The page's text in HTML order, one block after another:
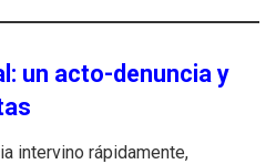
un acto-denuncia y
intervino rápidamente,